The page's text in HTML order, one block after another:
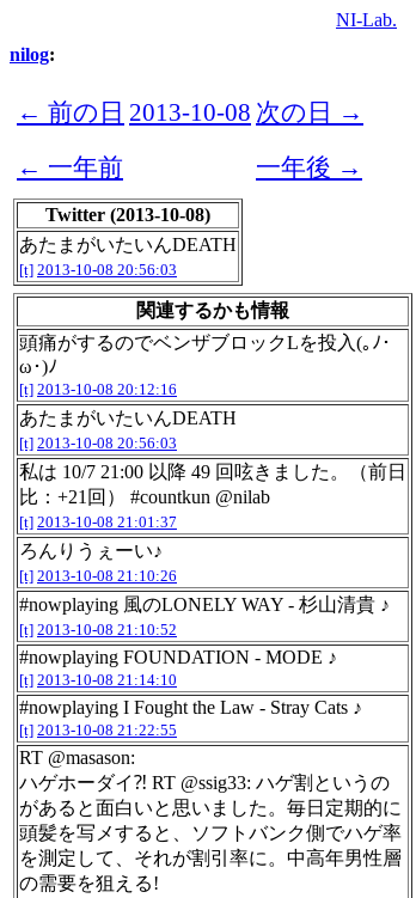
NI-Lab.
nilog:
← 前の日 2013-10-08 次の日 →
← 一年前
一年後 →
Twitter (2013-10-08)
あたまがいたいんDEATH
[t] 2013-10-08 20:56:03
関連するかも情報
頭痛がするのでベンザブロックLを投入(｡ﾉ･
ω･)ﾉ
[t] 2013-10-08 20:12:16
あたまがいたいんDEATH
[t] 2013-10-08 20:56:03
私は 10/7 21:00 以降 49 回呟きました。（前日
比：+21回） #countkun @nilab
[t] 2013-10-08 21:01:37
ろんりうぇーい♪
[t] 2013-10-08 21:10:26
#nowplaying 風のLONELY WAY - 杉山清貴 ♪
[t] 2013-10-08 21:10:52
#nowplaying FOUNDATION - MODE ♪
[t] 2013-10-08 21:14:10
#nowplaying I Fought the Law - Stray Cats ♪
[t] 2013-10-08 21:22:55
RT @masason:
ハゲホーダイ⁈ RT @ssig33: ハゲ割というの
があると面白いと思いました。毎日定期的に
頭髪を写メすると、ソフトバンク側でハゲ率
を測定して、それが割引率に。中高年男性層
の需要を狙える!